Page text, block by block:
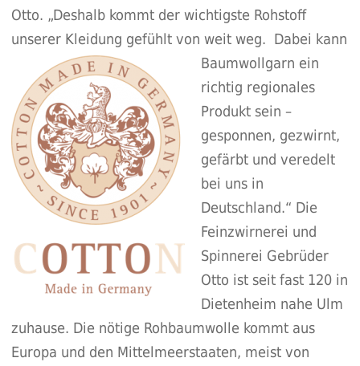
Otto. „Deshalb kommt der wichtigste Rohstoff
unserer Kleidung gefühlt von weit weg. Dabei kann
Baumwollgarn ein
richtig regionales
Produkt sein –
gesponnen, gezwirnt,
gefärbt und veredelt
bei uns in
Deutschland.“ Die
Feinzwirnerei und
Spinnerei Gebrüder
Otto ist seit fast 120 in
Dietenheim nahe Ulm
zuhause. Die nötige Rohbaumwolle kommt aus
Europa und den Mittelmeerstaaten, meist von